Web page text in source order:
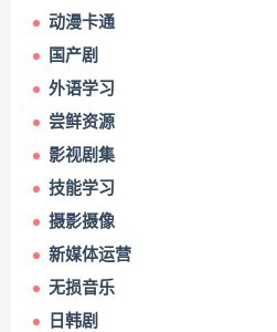
动漫卡通
国产剧
外语学习
尝鲜资源
影视剧集
技能学习
摄影摄像
新媒体运营
无损音乐
日韩剧